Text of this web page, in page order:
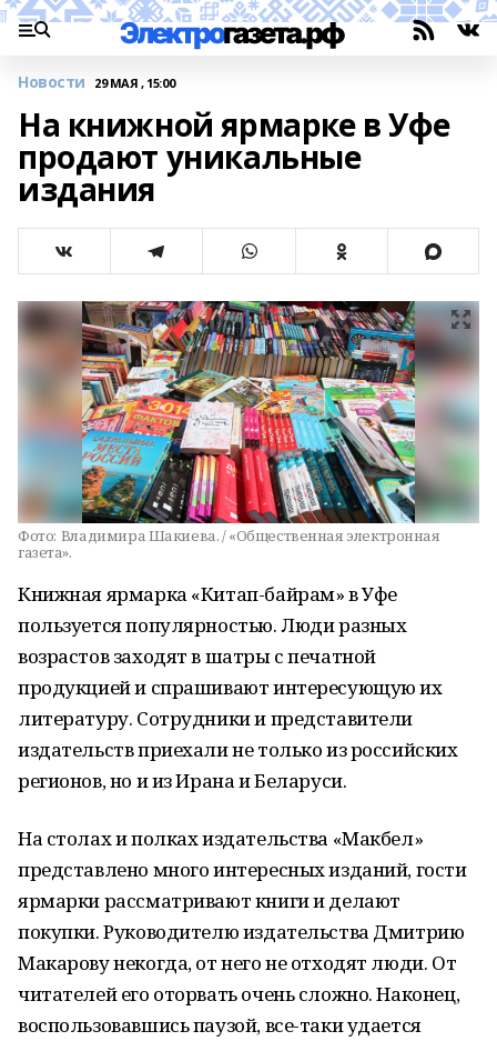
Новости 29 МАЯ , 15:00
На книжной ярмарке в Уфе
продают уникальные
издания
Фото: Владимира Шакиева. / «Общественная электронная
газета».
Книжная ярмарка «Китап-байрам» в Уфе
пользуется популярностью. Люди разных
возрастов заходят в шатры с печатной
продукцией и спрашивают интересующую их
литературу. Сотрудники и представители
издательств приехали не только из российских
регионов, но и из Ирана и Беларуси.
На столах и полках издательства «Макбел»
представлено много интересных изданий, гости
ярмарки рассматривают книги и делают
покупки. Руководителю издательства Дмитрию
Макарову некогда, от него не отходят люди. От
читателей его оторвать очень сложно. Наконец,
воспользовавшись паузой, все-таки удается